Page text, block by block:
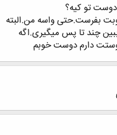
تو کیه؟
بفرست.حتی واسه من.البته
چند تا پس میگیری.اگه